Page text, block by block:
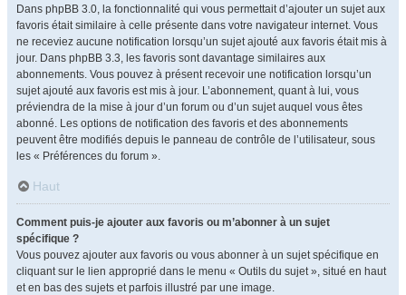
Dans phpBB 3.0, la fonctionnalité qui vous permettait d’ajouter un sujet aux
favoris était similaire à celle présente dans votre navigateur internet. Vous
ne receviez aucune notification lorsqu’un sujet ajouté aux favoris était mis à
jour. Dans phpBB 3.3, les favoris sont davantage similaires aux
abonnements. Vous pouvez à présent recevoir une notification lorsqu’un
sujet ajouté aux favoris est mis à jour. L’abonnement, quant à lui, vous
préviendra de la mise à jour d’un forum ou d’un sujet auquel vous êtes
abonné. Les options de notification des favoris et des abonnements
peuvent être modifiés depuis le panneau de contrôle de l’utilisateur, sous
les « Préférences du forum ».
Haut
Comment puis-je ajouter aux favoris ou m’abonner à un sujet
spécifique ?
Vous pouvez ajouter aux favoris ou vous abonner à un sujet spécifique en
cliquant sur le lien approprié dans le menu « Outils du sujet », situé en haut
et en bas des sujets et parfois illustré par une image.